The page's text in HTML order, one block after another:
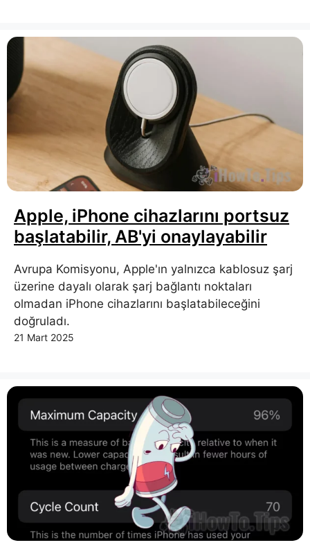
Apple, iPhone cihazlarını portsuz
başlatabilir, AB'yi onaylayabilir
Avrupa Komisyonu, Apple'ın yalnızca kablosuz şarj
üzerine dayalı olarak şarj bağlantı noktaları
olmadan iPhone cihazlarını başlatabileceğini
doğruladı.
21 Mart 2025